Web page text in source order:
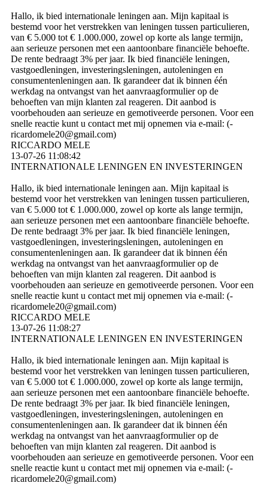
Hallo, ik bied internationale leningen aan. Mijn kapitaal is
bestemd voor het verstrekken van leningen tussen particulieren,
van € 5.000 tot € 1.000.000, zowel op korte als lange termijn,
aan serieuze personen met een aantoonbare financiële behoefte.
De rente bedraagt ​​3% per jaar. Ik bied financiële leningen,
vastgoedleningen, investeringsleningen, autoleningen en
consumentenleningen aan. Ik garandeer dat ik binnen één
werkdag na ontvangst van het aanvraagformulier op de
behoeften van mijn klanten zal reageren. Dit aanbod is
voorbehouden aan serieuze en gemotiveerde personen. Voor een
snelle reactie kunt u contact met mij opnemen via e-mail: (­
ricardomele20@­gmail.­com)­
RICCARDO MELE
13-07-26 11:08:42
INTERNATIONALE LENINGEN EN INVESTERINGEN
Hallo, ik bied internationale leningen aan. Mijn kapitaal is
bestemd voor het verstrekken van leningen tussen particulieren,
van € 5.000 tot € 1.000.000, zowel op korte als lange termijn,
aan serieuze personen met een aantoonbare financiële behoefte.
De rente bedraagt ​​3% per jaar. Ik bied financiële leningen,
vastgoedleningen, investeringsleningen, autoleningen en
consumentenleningen aan. Ik garandeer dat ik binnen één
werkdag na ontvangst van het aanvraagformulier op de
behoeften van mijn klanten zal reageren. Dit aanbod is
voorbehouden aan serieuze en gemotiveerde personen. Voor een
snelle reactie kunt u contact met mij opnemen via e-mail: (­
ricardomele20@­gmail.­com)­
RICCARDO MELE
13-07-26 11:08:27
INTERNATIONALE LENINGEN EN INVESTERINGEN
Hallo, ik bied internationale leningen aan. Mijn kapitaal is
bestemd voor het verstrekken van leningen tussen particulieren,
van € 5.000 tot € 1.000.000, zowel op korte als lange termijn,
aan serieuze personen met een aantoonbare financiële behoefte.
De rente bedraagt ​​3% per jaar. Ik bied financiële leningen,
vastgoedleningen, investeringsleningen, autoleningen en
consumentenleningen aan. Ik garandeer dat ik binnen één
werkdag na ontvangst van het aanvraagformulier op de
behoeften van mijn klanten zal reageren. Dit aanbod is
voorbehouden aan serieuze en gemotiveerde personen. Voor een
snelle reactie kunt u contact met mij opnemen via e-mail: (­
ricardomele20@­gmail.­com)­